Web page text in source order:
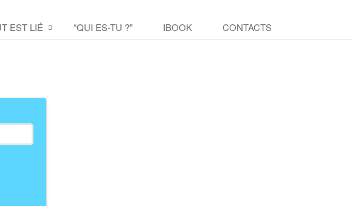
EST LIÉ “QUI ES-TU ?” IBOOK CONTACTS